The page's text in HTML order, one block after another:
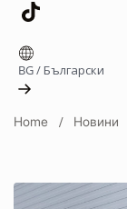
BG/Български
Home Новини